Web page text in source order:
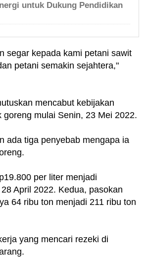
untuk Dukung Pendidikan
segar kepada kami petani sawit
petani semakin sejahtera,"
mencabut kebijakan
mulai Senin, 23 Mei 2022.
ada tiga penyebab mengapa ia
per liter menjadi
April 2022. Kedua, pasokan
64 ribu ton menjadi 211 ribu ton
yang mencari rezeki di